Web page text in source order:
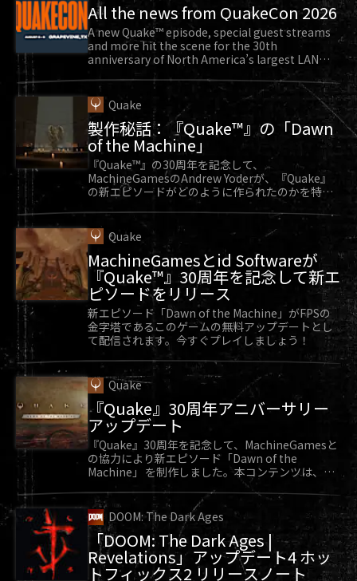
All the news from QuakeCon 2026
A new Quake™ episode, special guest streams
and more hit the scene for the 30th
anniversary of North America’s largest LAN
Quake
製作秘話：『Quake™』の「Dawn
of the Machine」
『Quake™』の30周年を記念して、
MachineGamesのAndrew Yoderが、『Quake』
の新エピソードがどのように作られたのかを特別
Quake
MachineGamesとid Softwareが
『Quake™』30周年を記念して新エ
ピソードをリリース
新エピソード「Dawn of the Machine」がFPSの
金字塔であるこのゲームの無料アップデートとし
て配信されます。今すぐプレイしましょう！
Quake
『Quake』30周年アニバーサリー
アップデート
『Quake』30周年を記念して、MachineGamesと
の協力により新エピソード「Dawn of the
Machine」 を制作しました。本コンテンツは、
『Quake』向け無料アップデートとして好評配信
中です。
DOOM: The Dark Ages
「DOOM: The Dark Ages |
Revelations」アップデート4 ホッ
トフィックス2 リリースノート